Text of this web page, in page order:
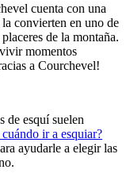
cuenta con una
convierten en uno de
de la montaña.
momentos
a Courchevel!
de esquí suelen
ir a esquiar?
ayudarle a elegir las